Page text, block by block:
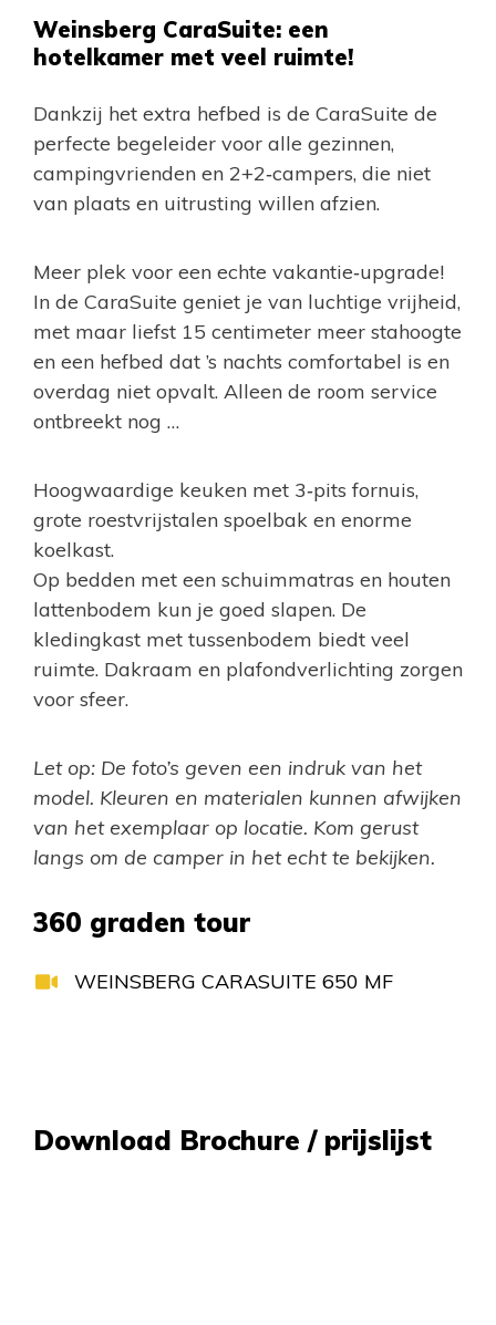
Weinsberg CaraSuite: een
hotelkamer met veel ruimte!
Dankzij het extra hefbed is de CaraSuite de
perfecte begeleider voor alle gezinnen,
campingvrienden en 2+2‐campers, die niet
van plaats en uitrusting willen afzien.
Meer plek voor een echte vakantie‐upgrade!
In de CaraSuite geniet je van luchtige vrijheid,
met maar liefst 15 centimeter meer stahoogte
en een hefbed dat ’s nachts comfortabel is en
overdag niet opvalt. Alleen de room service
ontbreekt nog …
Hoogwaardige keuken met 3‐pits fornuis,
grote roestvrijstalen spoelbak en enorme
koelkast.
Op bedden met een schuimmatras en houten
lattenbodem kun je goed slapen. De
kledingkast met tussenbodem biedt veel
ruimte. Dakraam en plafondverlichting zorgen
voor sfeer.
Let op: De foto’s geven een indruk van het
model. Kleuren en materialen kunnen afwijken
van het exemplaar op locatie. Kom gerust
langs om de camper in het echt te bekijken.
360 graden tour
WEINSBERG CARASUITE 650 MF
Download Brochure / prijslijst